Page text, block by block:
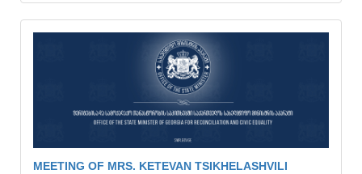
MEETING OF MRS. KETEVAN TSIKHELASHVILI